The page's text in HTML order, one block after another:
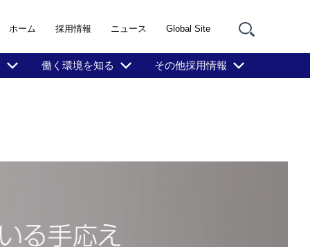
ホーム 採用情報 ニュース Global Site
働く環境を知る その他採用情報